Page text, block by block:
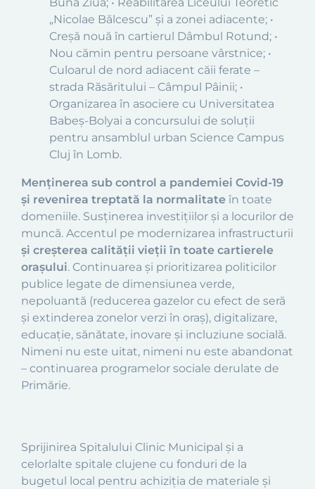
„Nicolae Bălcescu” şi a zonei adiacente; •
Creşă nouă în cartierul Dâmbul Rotund; •
Nou cămin pentru persoane vârstnice; •
Culoarul de nord adiacent căii ferate –
strada Răsăritului – Câmpul Pâinii; •
Organizarea în asociere cu Universitatea
Babeș-Bolyai a concursului de soluții
pentru ansamblul urban Science Campus
Cluj în Lomb.
Menținerea sub control a pandemiei Covid-19
și revenirea treptată la normalitate în toate
domeniile. Susținerea investițiilor și a locurilor de
muncă. Accentul pe modernizarea infrastructurii
și creșterea calității vieții în toate cartierele
orașului. Continuarea și prioritizarea politicilor
publice legate de dimensiunea verde,
nepoluantă (reducerea gazelor cu efect de seră
și extinderea zonelor verzi în oraș), digitalizare,
educație, sănătate, inovare și incluziune socială.
Nimeni nu este uitat, nimeni nu este abandonat
– continuarea programelor sociale derulate de
Primărie.
Sprijinirea Spitalului Clinic Municipal și a
celorlalte spitale clujene cu fonduri de la
bugetul local pentru achiziția de materiale și